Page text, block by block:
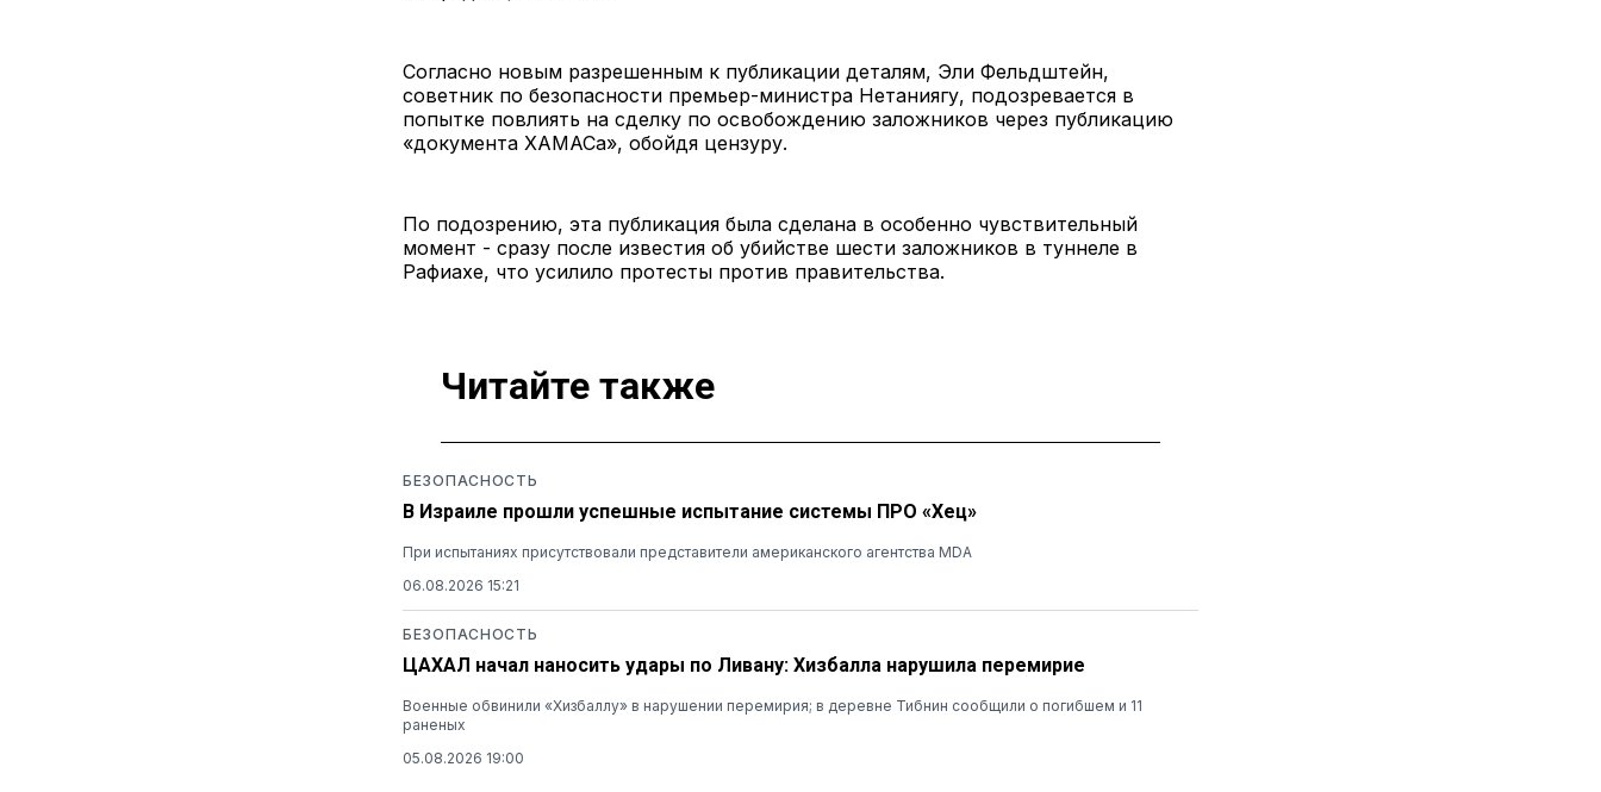
Согласно новым разрешенным к публикации деталям, Эли Фельдштейн,
советник по безопасности премьер-министра Нетаниягу, подозревается в
попытке повлиять на сделку по освобождению заложников через публикацию
«документа ХАМАСа», обойдя цензуру.
По подозрению, эта публикация была сделана в особенно чувствительный
момент - сразу после известия об убийстве шести заложников в туннеле в
Рафиахе, что усилило протесты против правительства.
Читайте также
БЕЗОПАСНОСТЬ
В Израиле прошли успешные испытание системы ПРО «Хец»
При испытаниях присутствовали представители американского агентства MDA
06.08.2026 15:21
БЕЗОПАСНОСТЬ
ЦАХАЛ начал наносить удары по Ливану: Хизбалла нарушила перемирие
Военные обвинили «Хизбаллу» в нарушении перемирия; в деревне Тибнин сообщили о погибшем и 11
раненых
05.08.2026 19:00